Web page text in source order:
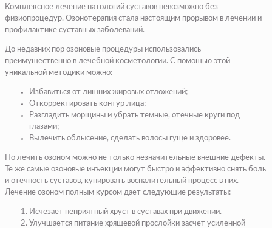
Комплексное лечение патологий суставов невозможно без
физиопроцедур. Озонотерапия стала настоящим прорывом в лечении и
профилактике суставных заболеваний.
До недавних пор озоновые процедуры использовались
преимущественно в лечебной косметологии. С помощью этой
уникальной методики можно:
Избавиться от лишних жировых отложений;
Откорректировать контур лица;
Разгладить морщины и убрать темные, отечные круги под
глазами;
Вылечить облысение, сделать волосы гуще и здоровее.
Но лечить озоном можно не только незначительные внешние дефекты.
Те же самые озоновые инъекции могут быстро и эффективно снять боль
и отечность суставов, купировать воспалительный процесс в них.
Лечение озоном полным курсом дает следующие результаты:
Исчезает неприятный хруст в суставах при движении.
Улучшается питание хрящевой прослойки засчет усиленной